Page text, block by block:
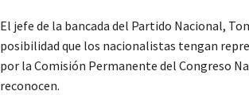
El jefe de la bancada del Partido Nacional,
posibilidad que los nacionalistas tengan
por la Comisión Permanente del Congreso
reconocen.